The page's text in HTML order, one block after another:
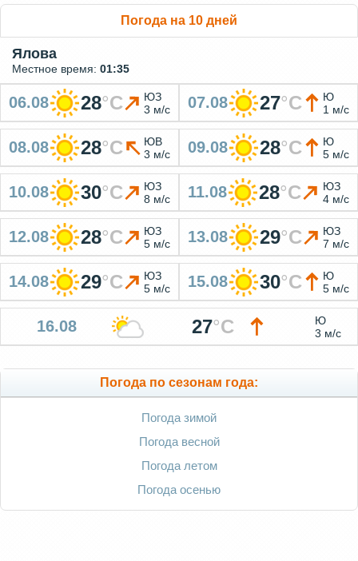
Погода на 10 дней
Ялова
Местное время: 01:35
06.08 28°C
ЮЗ
3 м/с
07.08 27°C
Ю
1 м/с
08.08 28°C
ЮВ
3 м/с
09.08 28°C
Ю
5 м/с
10.08 30°C
ЮЗ
8 м/с
11.08 28°C
ЮЗ
4 м/с
12.08 28°C
ЮЗ
5 м/с
13.08 29°C
ЮЗ
7 м/с
14.08 29°C
ЮЗ
5 м/с
15.08 30°C
Ю
5 м/с
16.08 27°C
Ю
3 м/с
Погода по сезонам года:
Погода зимой
Погода весной
Погода летом
Погода осенью